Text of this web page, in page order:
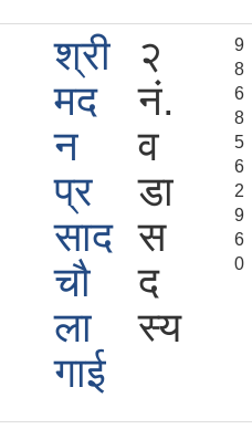
श्री
मद
न
प्र
साद
चौ
ला
गाई
२
नं.
व
डा
स
द
स्य
9
8
6
8
5
6
2
9
6
0